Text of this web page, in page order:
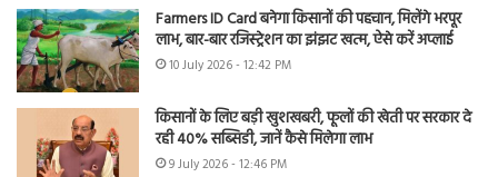
Farmers ID Card बनेगा किसानों की पहचान, मिलेंगे भरपूर
लाभ, बार-बार रजिस्ट्रेशन का झंझट खत्म, ऐसे करें अप्लाई
10 July 2026 - 12:42 PM
किसानों के लिए बड़ी खुशखबरी, फूलों की खेती पर सरकार दे
रही 40% सब्सिडी, जानें कैसे मिलेगा लाभ
9 July 2026 - 12:46 PM